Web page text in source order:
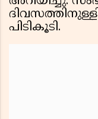
പിടികൂടി.